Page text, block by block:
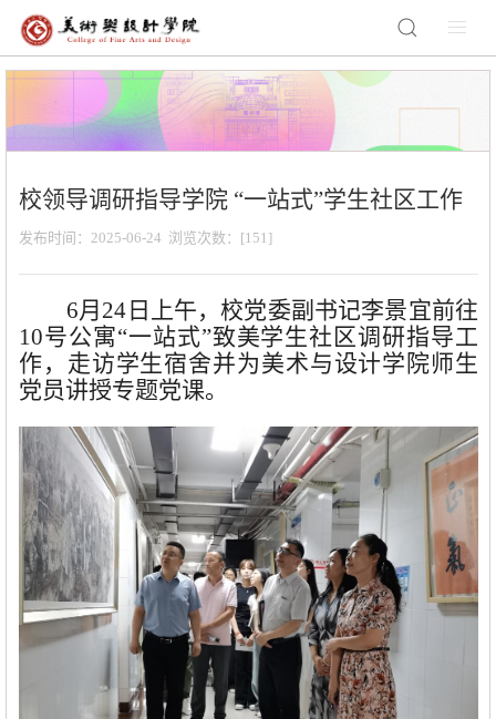
校领导调研指导学院 “一站式”学生社区工作
发布时间：2025-06-24 浏览次数：[151 ]
6月24日上午，校党委副书记李景宜前往
10号公寓“一站式”致美学生社区调研指导工
作，走访学生宿舍并为美术与设计学院师生
党员讲授专题党课。